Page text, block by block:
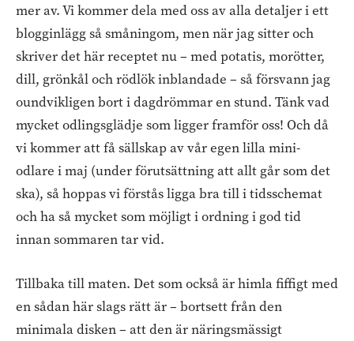
mer av. Vi kommer dela med oss av alla detaljer i ett
blogginlägg så småningom, men när jag sitter och
skriver det här receptet nu – med potatis, morötter,
dill, grönkål och rödlök inblandade – så försvann jag
oundvikligen bort i dagdrömmar en stund. Tänk vad
mycket odlingsglädje som ligger framför oss! Och då
vi kommer att få sällskap av vår egen lilla mini-
odlare i maj (under förutsättning att allt går som det
ska), så hoppas vi förstås ligga bra till i tidsschemat
och ha så mycket som möjligt i ordning i god tid
innan sommaren tar vid.
Tillbaka till maten. Det som också är himla fiffigt med
en sådan här slags rätt är – bortsett från den
minimala disken – att den är näringsmässigt